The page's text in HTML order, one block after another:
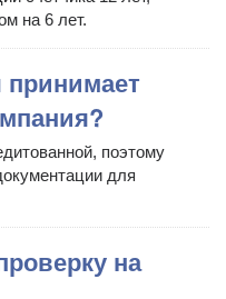
на 6 лет.
поэтому
для
на